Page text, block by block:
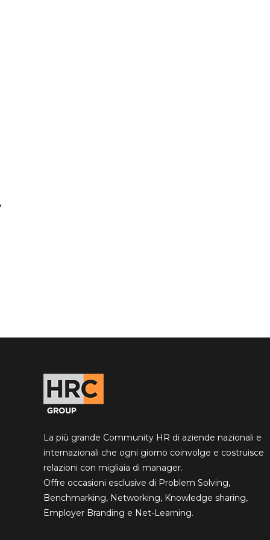
La più grande Community HR di aziende nazionali e
internazionali che ogni giorno coinvolge e costruisce
relazioni con migliaia di manager.
Offre occasioni esclusive di Problem Solving,
Benchmarking, Networking, Knowledge sharing,
Employer Branding e Net-Learning.